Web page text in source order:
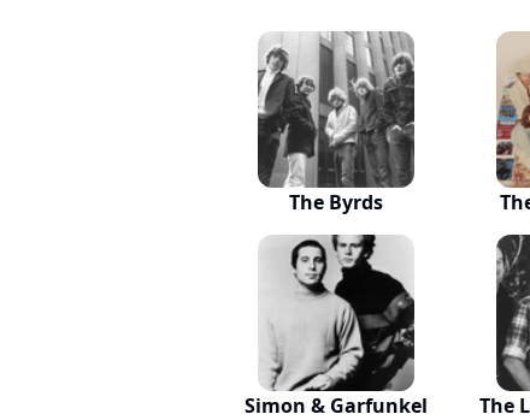
The Byrds
Simon & Garfunkel The